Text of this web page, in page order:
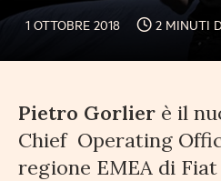
1 OTTOBRE 2018 2 MINUTI
Pietro Gorlier è il
Chief Operating
regione EMEA di Fiat